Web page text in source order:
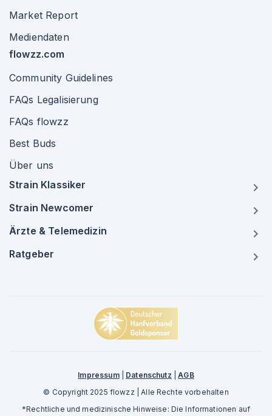
Market Report
Mediendaten
flowzz.com
Community Guidelines
FAQs Legalisierung
FAQs flowzz
Best Buds
Über uns
Strain Klassiker
Strain Newcomer
Ärzte & Telemedizin
Ratgeber
Impressum| Datenschutz |AGB
© Copyright 2025 flowzz | Alle Rechte vorbehalten
*Rechtliche und medizinische Hinweise: Die Informationen auf